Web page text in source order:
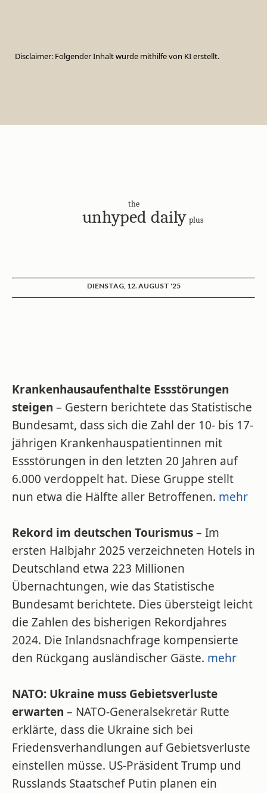
Disclaimer: Folgender Inhalt wurde mithilfe von KI erstellt.
the
unhyped daily plus
DIENSTAG, 12. AUGUST '25
Krankenhausaufenthalte Essstörungen
steigen – Gestern berichtete das Statistische
Bundesamt, dass sich die Zahl der 10- bis 17-
jährigen Krankenhauspatientinnen mit
Essstörungen in den letzten 20 Jahren auf
6.000 verdoppelt hat. Diese Gruppe stellt
nun etwa die Hälfte aller Betroffenen. mehr
Rekord im deutschen Tourismus– Im
ersten Halbjahr 2025 verzeichneten Hotels in
Deutschland etwa 223 Millionen
Übernachtungen, wie das Statistische
Bundesamt berichtete. Dies übersteigt leicht
die Zahlen des bisherigen Rekordjahres
2024. Die Inlandsnachfrage kompensierte
den Rückgang ausländischer Gäste. mehr
NATO: Ukraine muss Gebietsverluste
erwarten – NATO-Generalsekretär Rutte
erklärte, dass die Ukraine sich bei
Friedensverhandlungen auf Gebietsverluste
einstellen müsse. US-Präsident Trump und
Russlands Staatschef Putin planen ein